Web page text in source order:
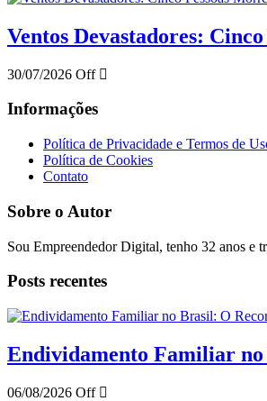
Ventos Devastadores:
30/07/2026 Off
Informações
Política de Privacidade e Termos de
Política de Cookies
Contato
Sobre o Autor
Sou Empreendedor Digital, tenho 32 anos e
Posts recentes
Endividamento Familiar no
06/08/2026 Off